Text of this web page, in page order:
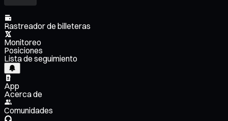
Rastreador de billeteras
Monitoreo
Posiciones
Lista de seguimiento
App
Acerca de
Comunidades